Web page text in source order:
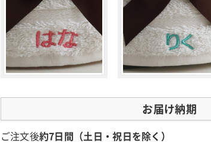
お届け納期
ご注文後約7日間（土日・祝日を除く）